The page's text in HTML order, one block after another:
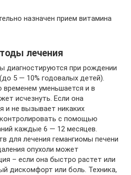
назначен прием витамина
лечения
диагностируются при рождении
5 — 10% годовалых детей).
уменьшается и в
исчезнуть. Если она
и не вызывает никаких
с помощью
каждые 6 — 12 месяцев.
для лечения гемангиомы печени
опухоли может
– если она быстро растет или
дискомфорт или боль. Техника,